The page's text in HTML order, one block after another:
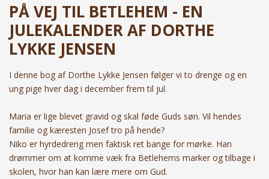
PÅ VEJ TIL BETLEHEM - EN
JULEKALENDER AF DORTHE
LYKKE JENSEN
I denne bog af Dorthe Lykke Jensen følger vi to drenge og en
ung pige hver dag i december frem til jul.
Maria er lige blevet gravid og skal føde Guds søn. Vil hendes
familie og kæresten Josef tro på hende?
Niko er hyrdedreng men faktisk ret bange for mørke. Han
drømmer om at komme væk fra Betlehems marker og tilbage i
skolen, hvor han kan lære mere om Gud.